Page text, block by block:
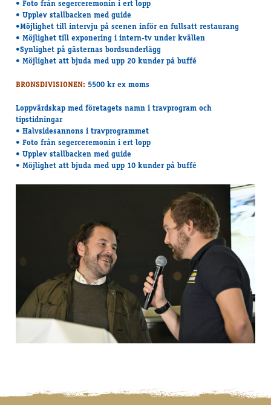
• Foto från segerceremonin i ert lopp
• Upplev stallbacken med guide
•Möjlighet till intervju på scenen inför en fullsatt restaurang
• Möjlighet till exponering i intern-tv under kvällen
•Synlighet på gästernas bordsunderlägg
• Möjlighet att bjuda med upp 20 kunder på buffé
BRONSDIVISIONEN: 5500 kr ex moms
Loppvärdskap med företagets namn i travprogram och
tipstidningar
• Halvsidesannons i travprogrammet
• Foto från segerceremonin i ert lopp
• Upplev stallbacken med guide
• Möjlighet att bjuda med upp 10 kunder på buffé